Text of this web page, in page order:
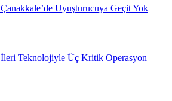
Çanakkale’de Uyuşturucuya Geçit Yok
İleri Teknolojiyle Üç Kritik Operasyon